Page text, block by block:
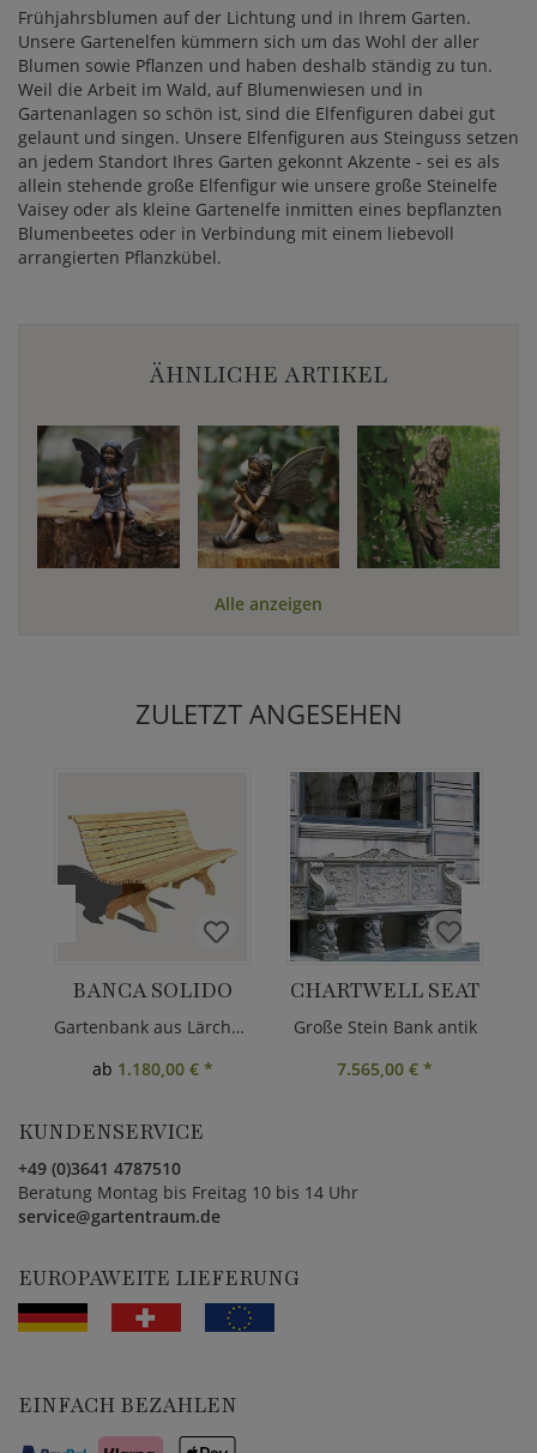
Frühjahrsblumen auf der Lichtung und in Ihrem Garten.
Unsere Gartenelfen kümmern sich um das Wohl der aller
Blumen sowie Pflanzen und haben deshalb ständig zu tun.
Weil die Arbeit im Wald, auf Blumenwiesen und in
Gartenanlagen so schön ist, sind die Elfenfiguren dabei gut
gelaunt und singen. Unsere Elfenfiguren aus Steinguss setzen
an jedem Standort Ihres Garten gekonnt Akzente - sei es als
allein stehende große Elfenfigur wie unsere große Steinelfe
Vaisey oder als kleine Gartenelfe inmitten eines bepflanzten
Blumenbeetes oder in Verbindung mit einem liebevoll
arrangierten Pflanzkübel.
ÄHNLICHE ARTIKEL
Alle anzeigen
ZULETZT ANGESEHEN
BANCA SOLIDO
Gartenbank aus Lärchenholz
ab 1.180,00 € *
CHARTWELL SEAT
Große Stein Bank antik
7.565,00 € *
KUNDENSERVICE
+49 (0)3641 4787510
Beratung Montag bis Freitag 10 bis 14 Uhr
service@gartentraum.de
EUROPAWEITE LIEFERUNG
EINFACH BEZAHLEN